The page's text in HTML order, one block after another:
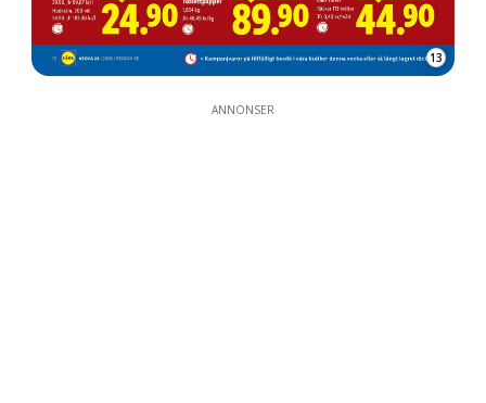
13
ANNONSER